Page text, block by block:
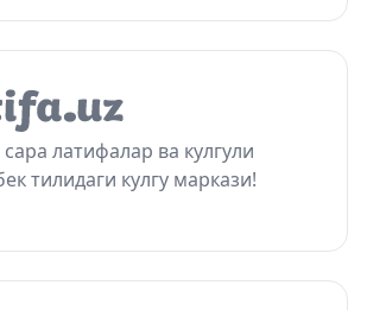
латифалар ва кулгули
тилидаги кулгу маркази!